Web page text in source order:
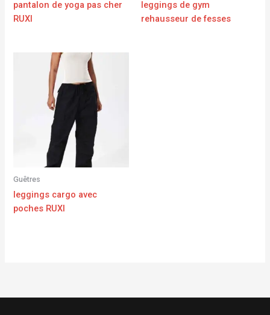
pantalon de yoga pas cher
RUXI
leggings de gym
rehausseur de fesses
Guêtres
leggings cargo avec
poches RUXI